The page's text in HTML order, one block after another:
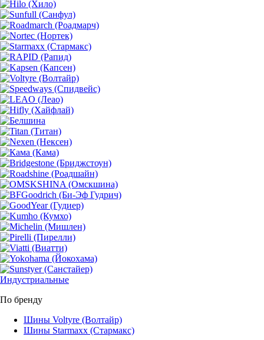
Индустриальные
По бренду
Шины Voltyre (Волтайр)
Шины Starmaxx (Стармакс)